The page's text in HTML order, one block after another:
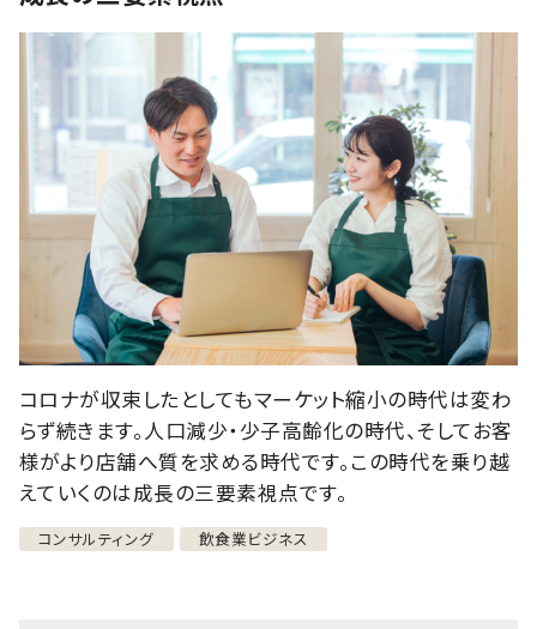
コロナが収束したとしてもマーケット縮小の時代は変わ
らず続きます。人口減少・少子高齢化の時代、そしてお客
様がより店舗へ質を求める時代です。この時代を乗り越
えていくのは成長の三要素視点です。
コンサルティング 飲食業ビジネス